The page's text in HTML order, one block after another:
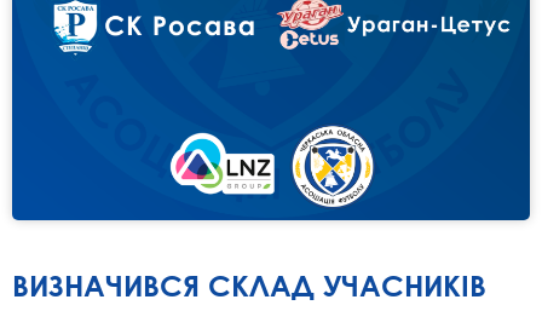
ВИЗНАЧИВСЯ СКЛАД УЧАСНИКІВ